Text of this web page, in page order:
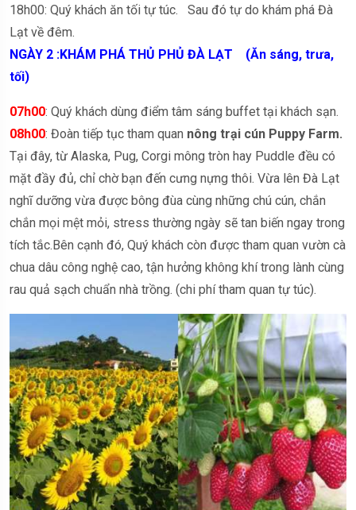
18h00: Quý khách ăn tối tự túc. Sau đó tự do khám phá Đà
Lạt về đêm.
NGÀY 2 :KHÁM PHÁ THỦ PHỦ ĐÀ LẠT (Ăn sáng, trưa,
tối)
07h00: Quý khách dùng điểm tâm sáng buffet tại khách sạn.
08h00: Đoàn tiếp tục tham quan nông trại cún Puppy Farm.
Tại đây, từ Alaska, Pug, Corgi mông tròn hay Puddle đều có
mặt đầy đủ, chỉ chờ bạn đến cưng nựng thôi. Vừa lên Đà Lạt
nghĩ dưỡng vừa được bông đùa cùng những chú cún, chắn
chắn mọi mệt mỏi, stress thường ngày sẽ tan biến ngay trong
tích tắc.Bên cạnh đó, Quý khách còn được tham quan vườn cà
chua dâu công nghệ cao, tận hưởng không khí trong lành cùng
rau quả sạch chuẩn nhà trồng. (chi phí tham quan tự túc).